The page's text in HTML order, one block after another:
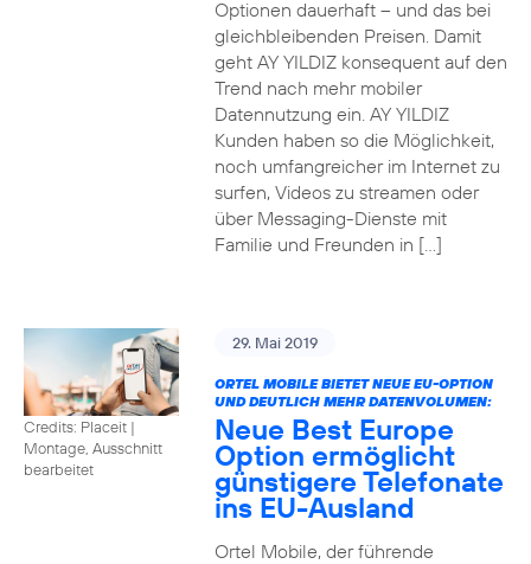
Optionen dauerhaft – und das bei
gleichbleibenden Preisen. Damit
geht AY YILDIZ konsequent auf den
Trend nach mehr mobiler
Datennutzung ein. AY YILDIZ
Kunden haben so die Möglichkeit,
noch umfangreicher im Internet zu
surfen, Videos zu streamen oder
über Messaging-Dienste mit
Familie und Freunden in […]
Credits: Placeit |
Montage, Ausschnitt
bearbeitet
29. Mai 2019
ORTEL MOBILE BIETET NEUE EU-OPTION
UND DEUTLICH MEHR DATENVOLUMEN:
Neue Best Europe
Option ermöglicht
günstigere Telefonate
ins EU-Ausland
Ortel Mobile, der führende